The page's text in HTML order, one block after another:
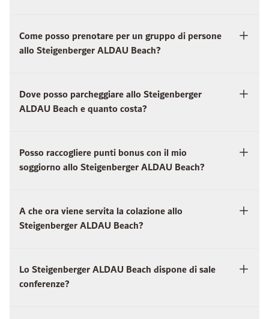
Come posso prenotare per un gruppo di persone
allo Steigenberger ALDAU Beach?
Dove posso parcheggiare allo Steigenberger
ALDAU Beach e quanto costa?
Posso raccogliere punti bonus con il mio
soggiorno allo Steigenberger ALDAU Beach?
A che ora viene servita la colazione allo
Steigenberger ALDAU Beach?
Lo Steigenberger ALDAU Beach dispone di sale
conferenze?